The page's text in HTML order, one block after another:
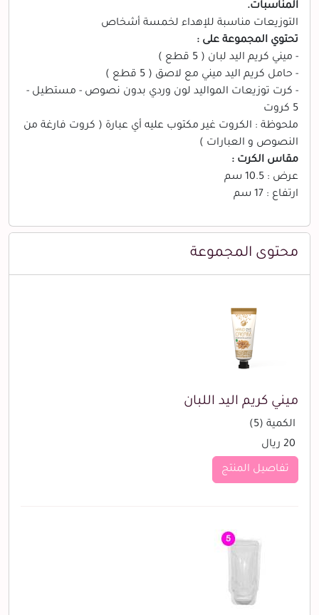
المناسبات.
التوزيعات مناسبة للإهداء لخمسة أشخاص
تحتوي المجموعة على :
- ميني كريم اليد لبان ( 5 قطع )
- حامل كريم اليد ميني مع لاصق ( 5 قطع )
- كرت توزيعات المواليد لون وردي بدون نصوص - مستطيل -
5 كروت
ملحوظة : الكروت غير مكتوب عليه أي عبارة ( كروت فارغة من
النصوص و العبارات )
مقاس الكرت :
عرض : 10.5 سم
ارتفاع : 17 سم
محتوى المجموعة
ميني كريم اليد اللبان
الكمية (5)
20 ريال
تفاصيل المنتج